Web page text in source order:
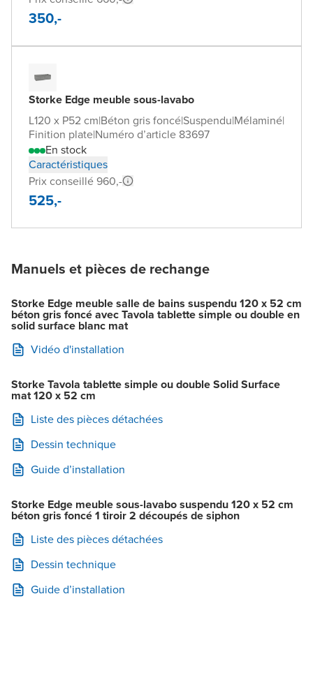
350,-
Storke Edge meuble sous-lavabo
L120 x P52 cm|Béton gris foncé|Suspendu|Mélaminé|
Finition plate|Numéro d’article 83697
En stock
Caractéristiques
Prix conseillé 960,-
525,-
Manuels et pièces de rechange
Storke Edge meuble salle de bains suspendu 120 x 52 cm
béton gris foncé avec Tavola tablette simple ou double en
solid surface blanc mat
Vidéo d'installation
Storke Tavola tablette simple ou double Solid Surface
mat 120 x 52 cm
Liste des pièces détachées
Dessin technique
Guide d’installation
Storke Edge meuble sous-lavabo suspendu 120 x 52 cm
béton gris foncé 1 tiroir 2 découpés de siphon
Liste des pièces détachées
Dessin technique
Guide d’installation